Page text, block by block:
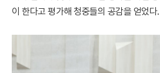
이 한다고 평가해 청중들의 공감을 얻었다.